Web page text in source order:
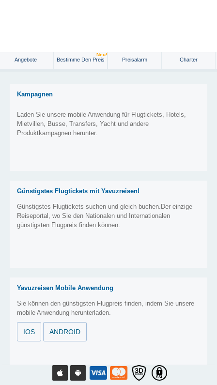
Angebote Bestimme Den Preis
Neu!
Preisalarm Charter
Kampagnen
Laden Sie unsere mobile Anwendung für Flugtickets, Hotels,
Mietvillen, Busse, Transfers, Yacht und andere
Produktkampagnen herunter.
Günstigstes Flugtickets mit Yavuzreisen!
Günstigstes Flugtickets suchen und gleich buchen.Der einzige
Reiseportal, wo Sie den Nationalen und Internationalen
günstigsten Flugpreis finden können.
Yavuzreisen Mobile Anwendung
Sie können den günstigsten Flugpreis finden, indem Sie unsere
mobile Anwendung herunterladen.
IOS ANDROID